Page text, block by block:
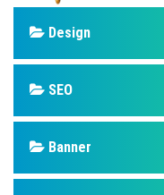
Design
SEO
Banner